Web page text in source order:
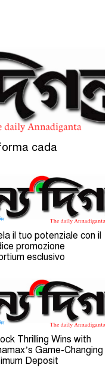
cada
il tuo potenziale con il
promozione
esclusivo
Thrilling Wins with
Game-Changing
Deposit